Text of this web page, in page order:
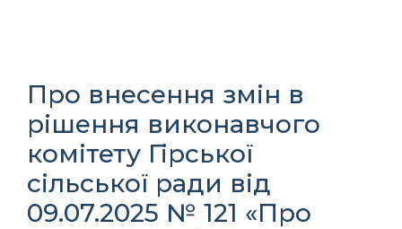
Про внесення змін в
рішення виконавчого
комітету Гірської
сільської ради від
09.07.2025 № 121 «Про